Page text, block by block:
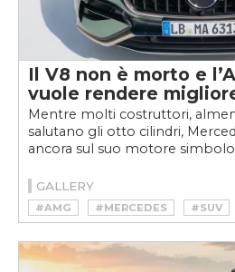
Il V8 non è morto e
vuole rendere
Mentre molti costruttori,
salutano gli otto cilindri,
ancora sul suo motore
GALLERY
#AMG #MERCEDES #SUV